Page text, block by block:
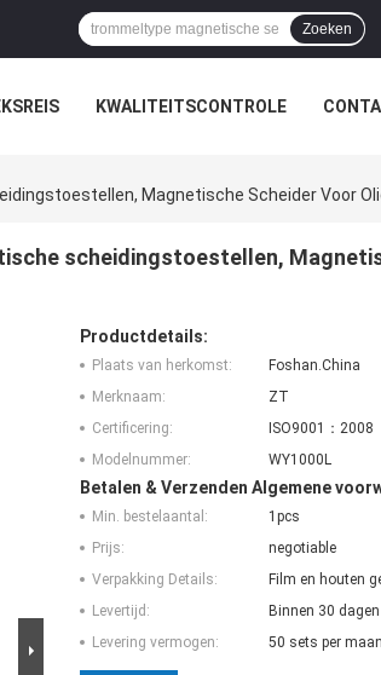
Zoeken
KWALITEITSCONTROLE
Magnetische Scheider Voor
scheidingstoestellen,
Productdetails:
Plaats van herkomst:
Foshan.China
Merknaam:
ZT
Certificering:
ISO9001：2008
Modelnummer:
WY1000L
Betalen & Verzenden Algemene
Min. bestelaantal:
1pcs
Prijs:
negotiable
Verpakking Details:
Film en houten
Levertijd:
Binnen 30
Levering vermogen:
50 sets per